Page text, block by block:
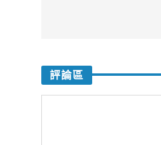
評論區